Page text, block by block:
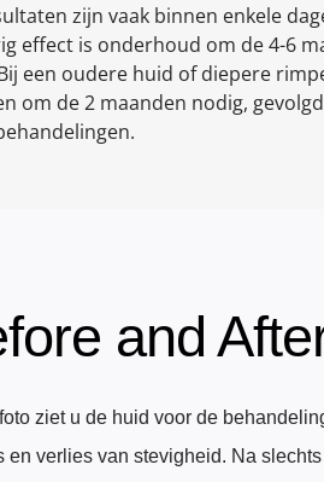
zijn vaak binnen enkele
effect is onderhoud om de 4-6
een oudere huid of diepere
om de 2 maanden nodig,
and
ziet u de huid voor de
en verlies van stevigheid. Na